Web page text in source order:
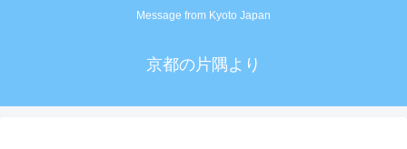
Message from Kyoto Japan
京都の片隅より